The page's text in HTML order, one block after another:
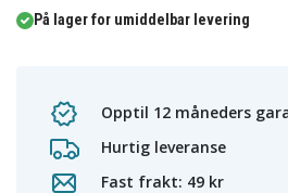
På lager for umiddelbar levering
Opptil 12 måneders
Hurtig leveranse
Fast frakt: 49 kr